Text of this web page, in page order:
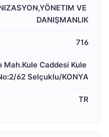
VE
DANIŞMANLIK
716
Mah.Kule Caddesi Kule
62 Selçuklu/KONYA
TR